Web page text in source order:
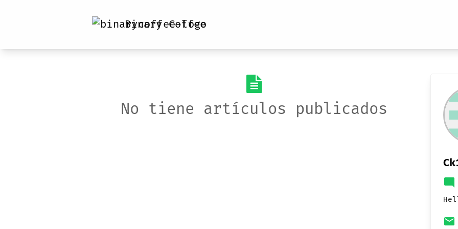
Binary Coffee
No tiene artículos publicados
mode_comment
email